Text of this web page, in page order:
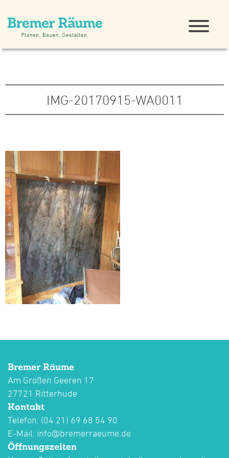
IMG-20170915-WA0011
Bremer Räume
Am Großen Geeren 17
27721 Ritterhude
Kontakt
Telefon: (04 21) 69 68 54 90
E-Mail: info@bremerraeume.de
Öffnungszeiten